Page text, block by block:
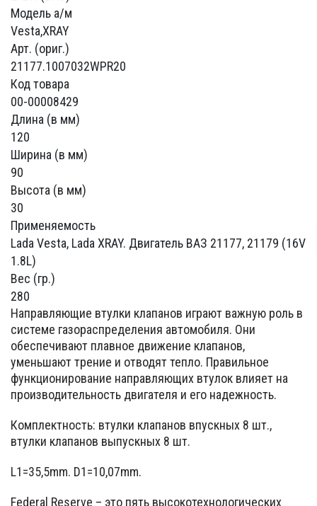
Модель а/м
Vesta,XRAY
Арт. (ориг.)
21177.1007032WPR20
Код товара
00-00008429
Длина (в мм)
120
Ширина (в мм)
90
Высота (в мм)
30
Применяемость
Lada Vesta, Lada XRAY. Двигатель ВАЗ 21177, 21179 (16V
1.8L)
Вес (гр.)
280
Направляющие втулки клапанов играют важную роль в
системе газораспределения автомобиля. Они
обеспечивают плавное движение клапанов,
уменьшают трение и отводят тепло. Правильное
функционирование направляющих втулок влияет на
производительность двигателя и его надежность.
Комплектность: втулки клапанов впускных 8 шт.,
втулки клапанов выпускных 8 шт.
L1=35,5mm. D1=10,07mm.
Federal Reserve – это пять высокотехнологических